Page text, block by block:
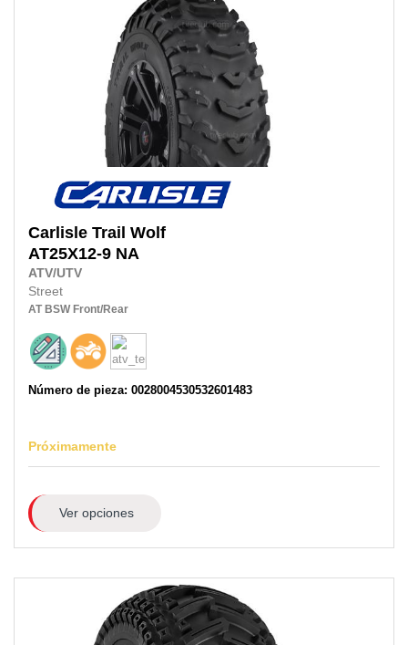
Carlisle Trail Wolf
AT25X12-9 NA
ATV/UTV
Street
AT BSW Front/Rear
Número de pieza: 0028004530532601483
Próximamente
Ver opciones